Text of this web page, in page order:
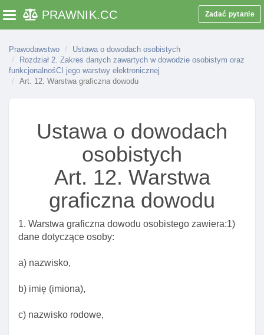
Toggle navigation
PRAWNIK.CC Zadać pytanie
Prawodawstwo
Ustawa o dowodach osobistych
Rozdział 2. Zakres danych zawartych w dowodzie osobistym oraz
funkcjonalnośCI jego warstwy elektronicznej
Art. 12. Warstwa graficzna dowodu
Ustawa o dowodach
osobistych
Art. 12. Warstwa
graficzna dowodu
1. Warstwa graficzna dowodu osobistego zawiera:1)
dane dotyczące osoby:
a) nazwisko,
b) imię (imiona),
c) nazwisko rodowe,